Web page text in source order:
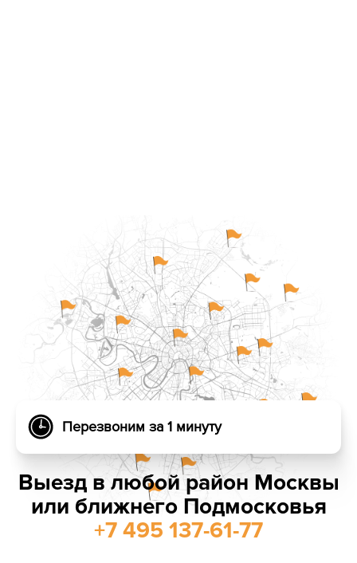
Выезд в любой район Москвы
или ближнего Подмосковья
+7 495 137-61-77
Перезвоним за 1 минуту